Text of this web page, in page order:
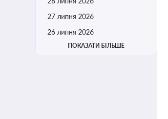
27 липня 2026
26 липня 2026
ПОКАЗАТИ БІЛЬШЕ